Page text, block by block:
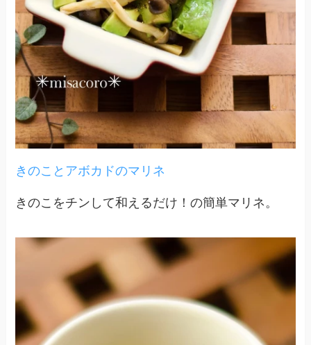
きのことアボカドのマリネ
きのこをチンして和えるだけ！の簡単マリネ。